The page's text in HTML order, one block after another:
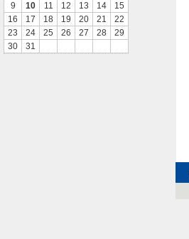
9
10 11 12 13 14
15
16
17 18 19 20 21
22
23
24 25 26 27 28
29
30
31